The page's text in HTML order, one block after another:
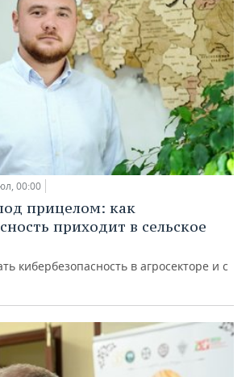
00:00
прицелом: как
приходит в сельское
кибербезопасность в агросекторе и с